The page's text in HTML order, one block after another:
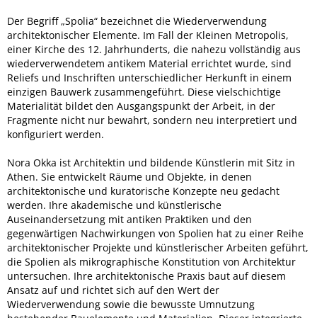
Der Begriff „Spolia“ bezeichnet die Wiederverwendung
architektonischer Elemente. Im Fall der Kleinen Metropolis,
einer Kirche des 12. Jahrhunderts, die nahezu vollständig aus
wiederverwendetem antikem Material errichtet wurde, sind
Reliefs und Inschriften unterschiedlicher Herkunft in einem
einzigen Bauwerk zusammengeführt. Diese vielschichtige
Materialität bildet den Ausgangspunkt der Arbeit, in der
Fragmente nicht nur bewahrt, sondern neu interpretiert und
konfiguriert werden.
Nora Okka ist Architektin und bildende Künstlerin mit Sitz in
Athen. Sie entwickelt Räume und Objekte, in denen
architektonische und kuratorische Konzepte neu gedacht
werden. Ihre akademische und künstlerische
Auseinandersetzung mit antiken Praktiken und den
gegenwärtigen Nachwirkungen von Spolien hat zu einer Reihe
architektonischer Projekte und künstlerischer Arbeiten geführt,
die Spolien als mikrographische Konstitution von Architektur
untersuchen. Ihre architektonische Praxis baut auf diesem
Ansatz auf und richtet sich auf den Wert der
Wiederverwendung sowie die bewusste Umnutzung